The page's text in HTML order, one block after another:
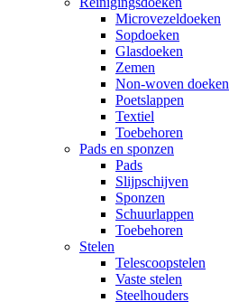
Microvezeldoeken
Sopdoeken
Glasdoeken
Zemen
Non-woven doeken
Poetslappen
Textiel
Toebehoren
Pads en sponzen
Pads
Slijpschijven
Sponzen
Schuurlappen
Toebehoren
Stelen
Telescoopstelen
Vaste stelen
Steelhouders